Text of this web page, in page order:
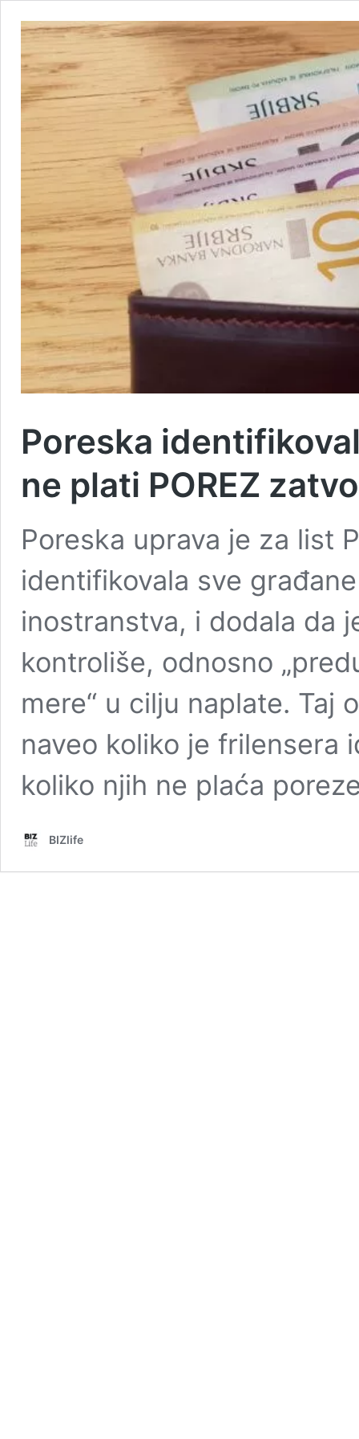
Poreska
ne plati POREZ
Poreska uprava je za list
identifikovala sve
inostranstva, i dodala da
kontroliše, odnosno
mere“ u cilju naplate. Taj
naveo koliko je frilensera
koliko njih ne plaća
BIZlife